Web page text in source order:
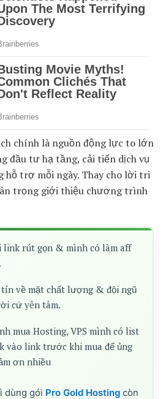
chính là nguồn động lực to lớn
đầu tư hạ tầng, cải tiến dịch vụ
hỗ trợ mỗi ngày. Thay cho lời tri
trọng giới thiệu chương trình
rút gọn & mình có làm aff
tín về mặt chất lượng & đội ngũ
cứ yên tâm.
mua Hosting, VPS mình có list
vào link trước khi mua để ủng
ơn nhiều
dùng gói Pro Gold Hosting còn